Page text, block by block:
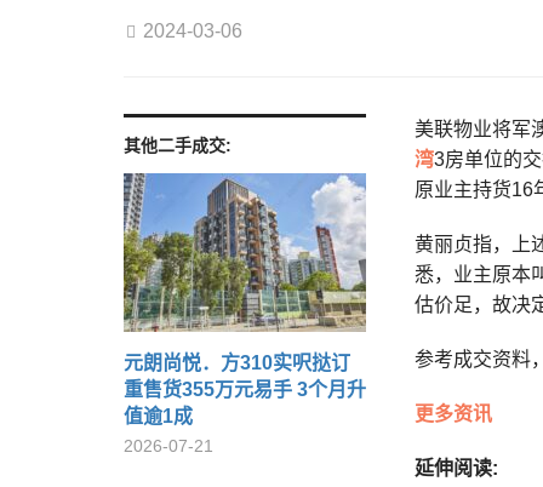
2024-03-06
其他二手成交:
元朗尚悦．方310实呎挞订
重售货355万元易手 3个月升
值逾1成
2026-07-21
美联物业将军
湾3房单位的
原业主持货16
黄丽贞指，上
悉，业主原本
估价足，故决
参考成交资料
更多资讯
延伸阅读: